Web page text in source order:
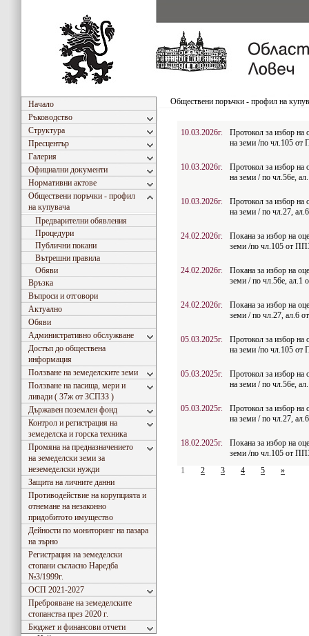
Начало
Ръководство
Структура
Пресцентър
Галерия
Официални документи
Нормативни актове
Обществени поръчки - профил
на купувача
Предварителни обявления
Процедури
Публични покани
Вътрешни правила
Обяви
Връзка
Въпроси и отговори
Актуално
Обяви
Административно обслужване
Достъп до обществена
информация
Ползване на земеделските земи
Ползване на пасища, мери и
ливади ( 37ж от ЗСПЗЗ )
Държавен поземлен фонд
Контрол и регистрация на
земеделска и горска техника
Промяна на предназначението
на земеделски земи за
неземеделски нужди
Защита на личните данни
Противодействие на корупцията и
отнемане на незаконно
придобитото имущество
Дейности по мониторинг на пазара
на зърно
Регистрация на земеделски
стопани съгласно Наредба
№3/1999г.
ОСП 2021-2027
Преброяване на земеделските
стопанства през 2020 г.
Бюджет и финансови отчети
Обществени поръчки - профил на
10.03.2026г.
Протокол за избор на
на земи /по чл.105
10.03.2026г.
Протокол за избор на
на земи / по чл.56e,
10.03.2026г.
Протокол за избор на
на земи / по чл.27,
24.02.2026г.
Покана за избор на
земи /по чл.105 от
24.02.2026г.
Покана за избор на
земи / по чл.56e,
24.02.2026г.
Покана за избор на
земи / по чл.27, ал.6
05.03.2025г.
Протокол за избор на
на земи /по чл.105
05.03.2025г.
Протокол за избор на
на земи / по чл.56e,
05.03.2025г.
Протокол за избор на
на земи / по чл.27,
18.02.2025г.
Покана за избор на
земи /по чл.105 от
1
2 3 4 5 »